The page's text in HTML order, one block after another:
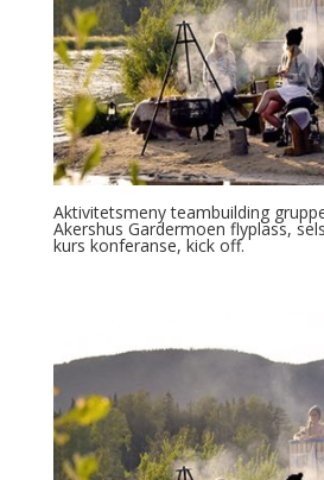
Aktivitetsmeny teambuilding
Akershus Gardermoen flyplass,
kurs konferanse, kick off.